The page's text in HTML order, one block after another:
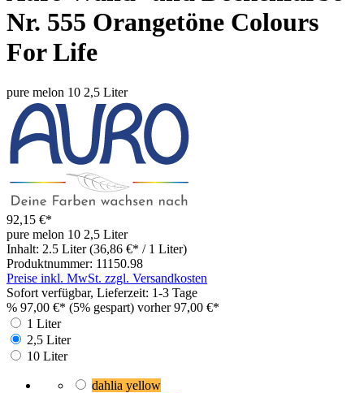
Nr. 555 Orangetöne Colours
For Life
pure melon 10 2,5 Liter
92,15 €*
pure melon 10 2,5 Liter
Inhalt: 2.5 Liter (36,86 €* / 1 Liter)
Produktnummer: 11150.98
Preise inkl. MwSt. zzgl. Versandkosten
Sofort verfügbar, Lieferzeit: 1-3 Tage
% 97,00 €* (5% gespart) vorher 97,00 €*
1 Liter
2,5 Liter
10 Liter
dahlia yellow